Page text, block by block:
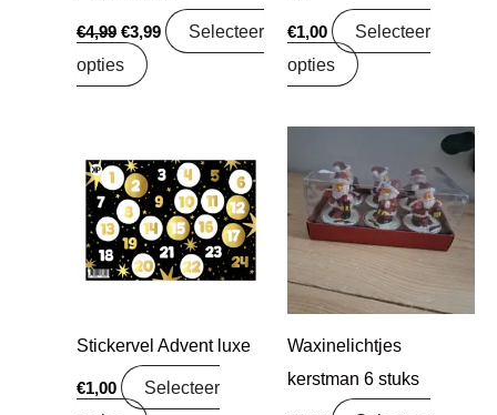
€4,99 €3,99
Selecteer
opties
€1,00
Selecteer
opties
Stickervel Advent luxe
€1,00
Selecteer
Waxinelichtjes
kerstman 6 stuks